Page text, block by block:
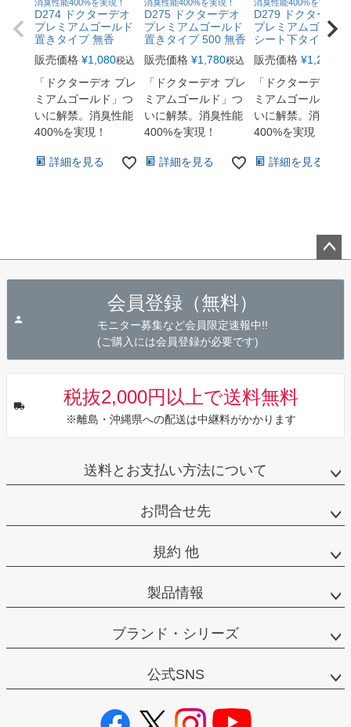
消臭性能400%を実現！
D274 ドクターデオ
プレミアムゴールド
置きタイプ 無香
販売価格 ¥1,080税込
「ドクターデオ プレ
ミアムゴールド」つ
いに解禁。消臭性能
400%を実現！
詳細を見る
消臭性能400%を実現！
D275 ドクターデオ
プレミアムゴールド
置きタイプ 500 無香
販売価格 ¥1,780税込
「ドクターデオ プレ
ミアムゴールド」つ
いに解禁。消臭性能
400%を実現！
詳細を見る
消臭性能400%を実現！
D279 ドクターデオ
プレミアムゴール
シート下タイプ 無
販売価格 ¥1,280
「ドクターデオ プ
ミアムゴールド」
いに解禁。消臭性
400%を実現！
詳細を見る
会員登録（無料）
モニター募集など会員限定速報中!!
(ご購入には会員登録が必要です)
税抜2,000円以上で送料無料
※離島・沖縄県への配送は中継料がかかります
送料とお支払い方法について
お問合せ先
規約 他
製品情報
ブランド・シリーズ
公式SNS